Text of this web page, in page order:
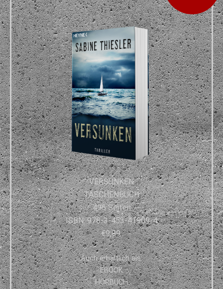
VERSUNKEN
TASCHENBUCH
496 Seiten
ISBN: 978-3-453-41909-4
€9,99
Auch erhältlich als:
EBOOK
HÖRBUCH